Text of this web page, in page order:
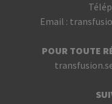
Email :
POUR TOUTE